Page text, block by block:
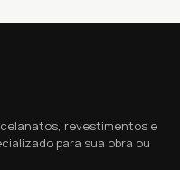
revestimentos e
para sua obra ou